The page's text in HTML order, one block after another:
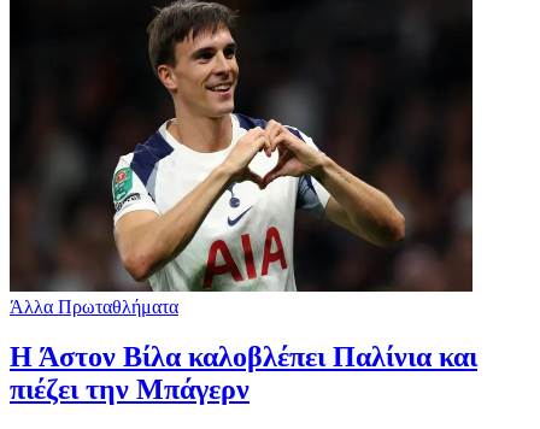
Άλλα Πρωταθλήματα
Η Άστον Βίλα καλοβλέπει Παλίνια και
πιέζει την Μπάγερν